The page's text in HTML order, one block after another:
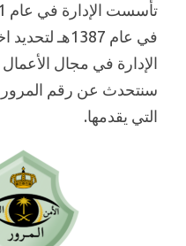
في عام 1387هـ
الإدارة في مجال
سنتحدث عن رقم المرور
التي يقدمها.